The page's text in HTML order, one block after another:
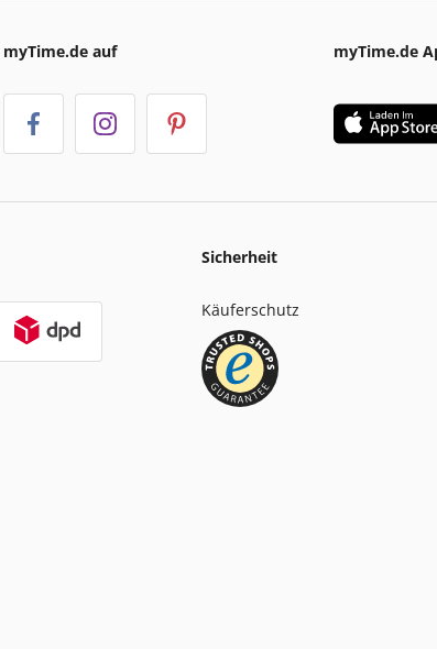
myTime.de auf myTime.de
Sicherheit
Käuferschutz